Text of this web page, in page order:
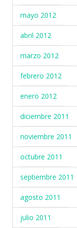
mayo 2012
abril 2012
marzo 2012
febrero 2012
enero 2012
diciembre 2011
noviembre 2011
octubre 2011
septiembre 2011
agosto 2011
julio 2011